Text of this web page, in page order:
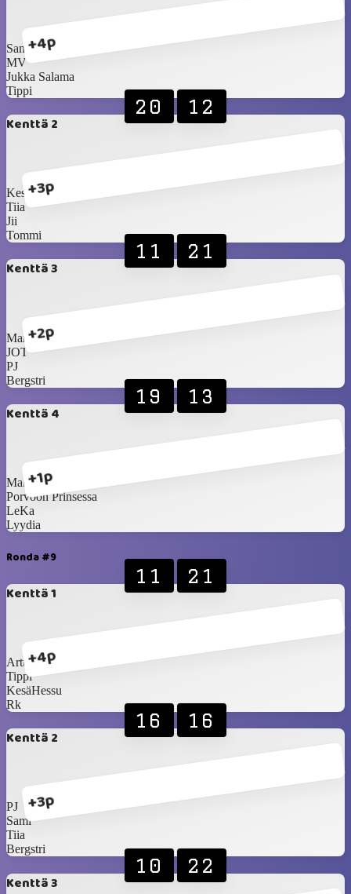
+4p
Sami
MV
Jukka Salama
Tippi
Kenttä 2
+3p
20 12
KesäHessu
Tiia
Jii
Tommi
Kenttä 3
+2p
11 21
Marika
JOT
PJ
Bergstri
Kenttä 4
+1p
19 13
Make
Porvoon Prinsessa
LeKa
Lyydia
Ronda #9
Kenttä 1
+4p
11 21
Arttu
Tippi
KesäHessu
Rk
Kenttä 2
+3p
16 16
PJ
Sami
Tiia
Bergstri
Kenttä 3
10 22